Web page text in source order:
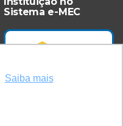
Saiba mais
Sistema e-MEC